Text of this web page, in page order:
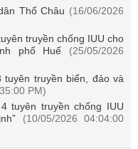
Thổ Châu (16/06/2026
truyền chống IUU cho
phố Huế (25/05/2026
truyền biển, đảo và
PM)
tuyên truyền chống IUU
(10/05/2026 04:04:00